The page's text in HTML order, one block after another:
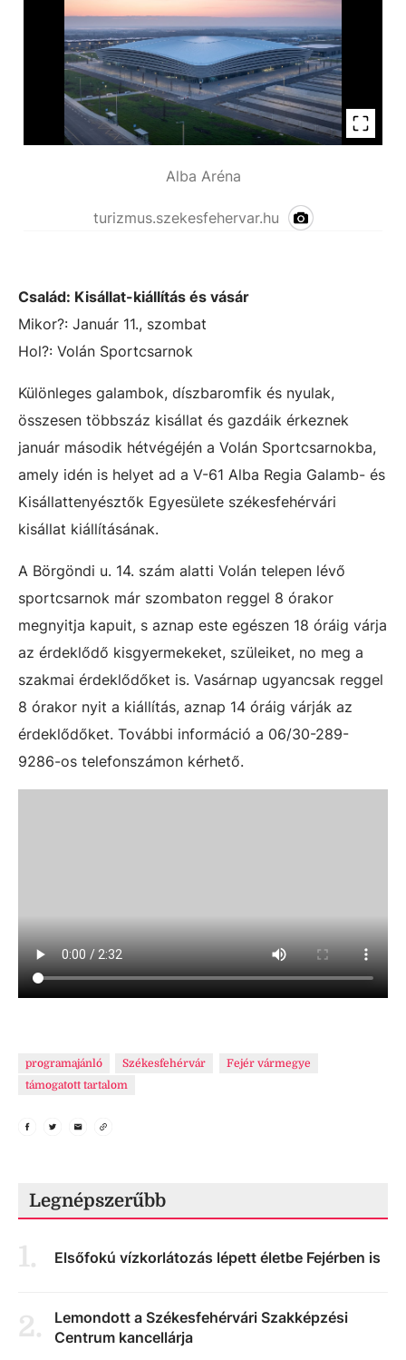
Alba Aréna
turizmus.szekesfehervar.hu
Család: Kisállat-kiállítás és vásár
Mikor?: Január 11., szombat
Hol?: Volán Sportcsarnok
Különleges galambok, díszbaromfik és nyulak,
összesen többszáz kisállat és gazdáik érkeznek
január második hétvégéjén a Volán Sportcsarnokba,
amely idén is helyet ad a V-61 Alba Regia Galamb- és
Kisállattenyésztők Egyesülete székesfehérvári
kisállat kiállításának.
A Börgöndi u. 14. szám alatti Volán telepen lévő
sportcsarnok már szombaton reggel 8 órakor
megnyitja kapuit, s aznap este egészen 18 óráig várja
az érdeklődő kisgyermekeket, szüleiket, no meg a
szakmai érdeklődőket is. Vasárnap ugyancsak reggel
8 órakor nyit a kiállítás, aznap 14 óráig várják az
érdeklődőket. További információ a 06/30-289-
9286-os telefonszámon kérhető.
programajánló Székesfehérvár
Fejér vármegye
támogatott tartalom
Legnépszerűbb
1. Elsőfokú vízkorlátozás lépett életbe Fejérben is
2.
Lemondott a Székesfehérvári Szakképzési
Centrum kancellárja